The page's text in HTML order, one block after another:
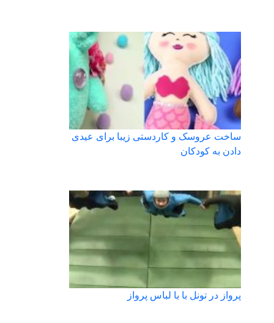
ساخت عروسک و کاردستی زیبا برای عیدی
دادن به کودکان
پرواز در تونل با با لباس پرواز